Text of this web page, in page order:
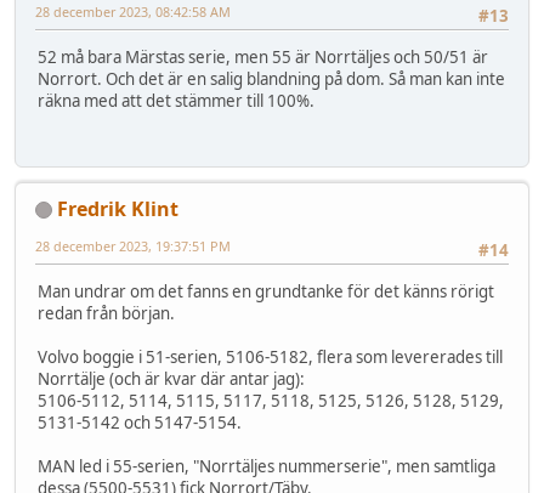
#13
28 december 2023, 08:42:58 AM
52 må bara Märstas serie, men 55 är Norrtäljes och 50/51 är
Norrort. Och det är en salig blandning på dom. Så man kan inte
räkna med att det stämmer till 100%.
Fredrik Klint
#14
28 december 2023, 19:37:51 PM
Man undrar om det fanns en grundtanke för det känns rörigt
redan från början.
Volvo boggie i 51-serien, 5106-5182, flera som levererades till
Norrtälje (och är kvar där antar jag):
5106-5112, 5114, 5115, 5117, 5118, 5125, 5126, 5128, 5129,
5131-5142 och 5147-5154.
MAN led i 55-serien, "Norrtäljes nummerserie", men samtliga
dessa (5500-5531) fick Norrort/Täby.